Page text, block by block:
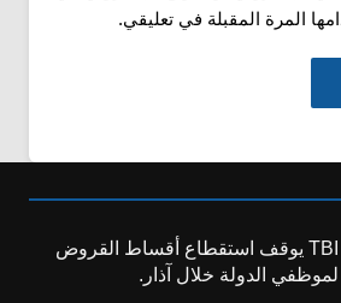
المرة المقبلة في تعليقي.
TBI يوقف استقطاع أقساط القروض
لموظفي الدولة خلال آذار.